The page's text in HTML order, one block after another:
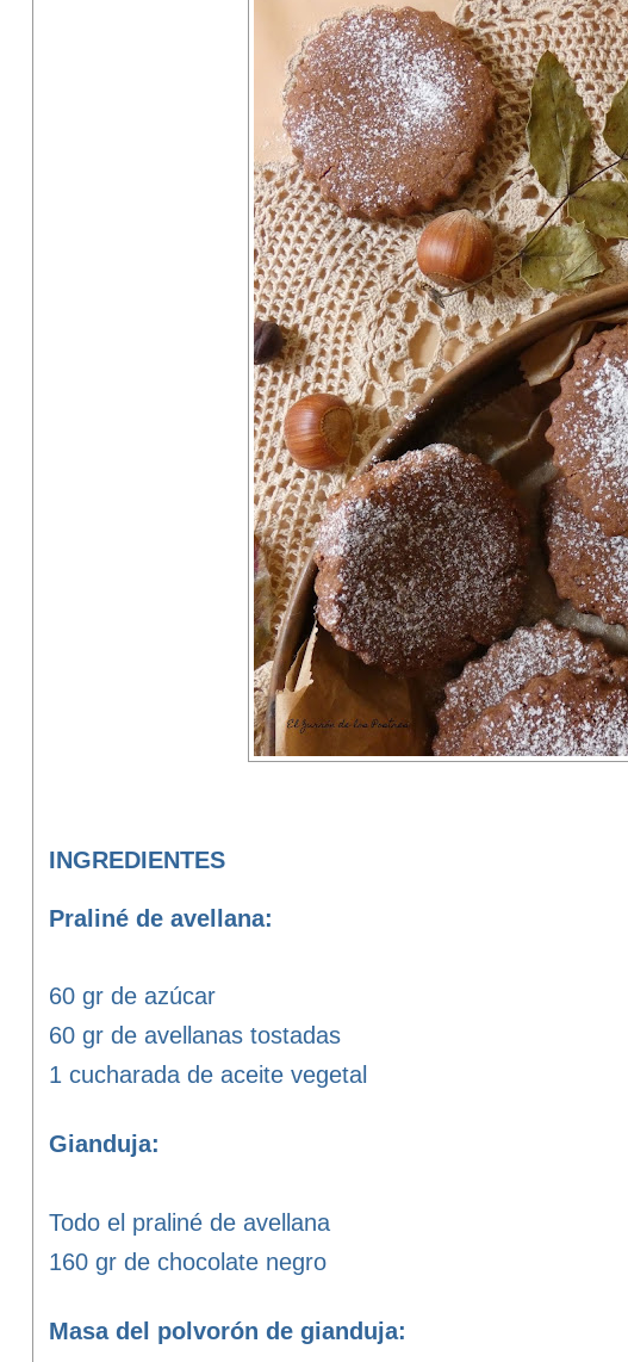
INGREDIENTES
Praliné de avellana:
60 gr de azúcar
60 gr de avellanas tostadas
1 cucharada de aceite vegetal
Gianduja:
Todo el praliné de avellana
160 gr de chocolate negro
Masa del polvorón de gianduja: